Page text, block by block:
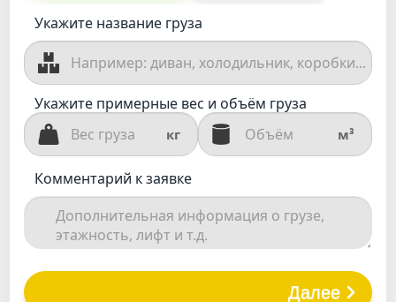
Укажите название груза
Укажите примерные вес и объём груза
кг м³
Комментарий к заявке
Далее